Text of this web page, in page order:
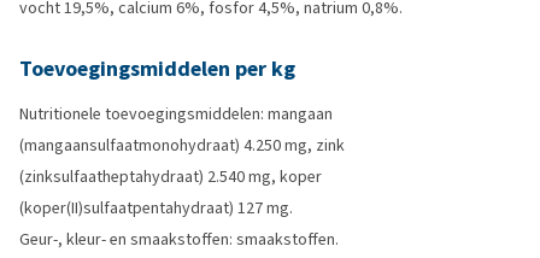
vocht 19,5%, calcium 6%, fosfor 4,5%, natrium 0,8%.
Toevoegingsmiddelen per kg
Nutritionele toevoegingsmiddelen: mangaan
(mangaansulfaatmonohydraat) 4.250 mg, zink
(zinksulfaatheptahydraat) 2.540 mg, koper
(koper(II)sulfaatpentahydraat) 127 mg.
Geur-, kleur- en smaakstoffen: smaakstoffen.